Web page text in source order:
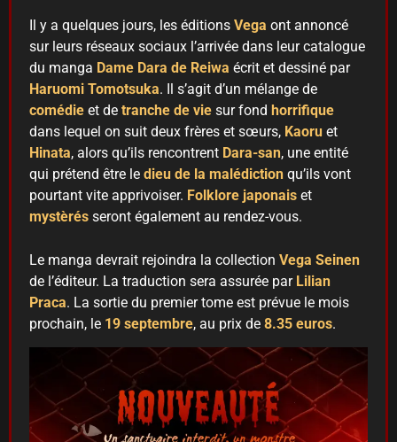
Il y a quelques jours, les éditions Vega ont annoncé
sur leurs réseaux sociaux l’arrivée dans leur catalogue
du manga Dame Dara de Reiwa écrit et dessiné par
Haruomi Tomotsuka. Il s’agit d’un mélange de
comédie et de tranche de vie sur fond horrifique
dans lequel on suit deux frères et sœurs, Kaoru et
Hinata, alors qu’ils rencontrent Dara-san, une entité
qui prétend être le dieu de la malédiction qu’ils vont
pourtant vite apprivoiser. Folklore japonais et
mystèrés seront également au rendez-vous.
Le manga devrait rejoindra la collection Vega Seinen
de l’éditeur. La traduction sera assurée par Lilian
Praca. La sortie du premier tome est prévue le mois
prochain, le 19 septembre, au prix de 8.35 euros.